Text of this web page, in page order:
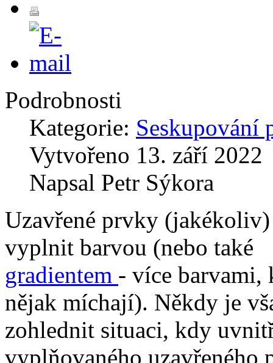
Podrobnosti
Kategorie: Seskupování
Vytvořeno 13. září 2022
Napsal Petr Sýkora
Uzavřené prvky
vyplnit barvou (nebo také
gradientem - více barvami,
nějak míchají). Někdy je
zohlednit situaci, kdy
vyplňovaného uzavřeného